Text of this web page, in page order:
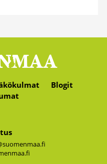
Blogit